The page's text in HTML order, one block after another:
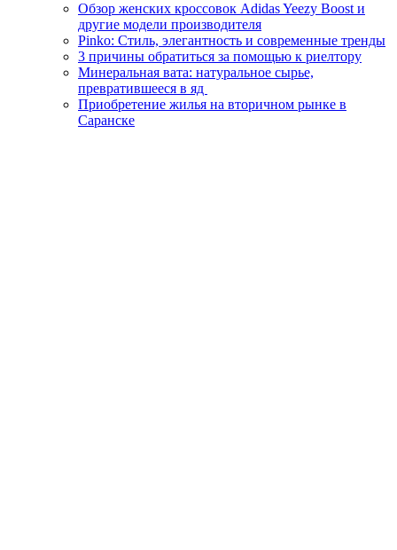
Обзор женских кроссовок Adidas Yeezy Boost и
другие модели производителя
Pinko: Стиль, элегантность и современные тренды
3 причины обратиться за помощью к риелтору
Минеральная вата: натуральное сырье,
превратившееся в яд
Приобретение жилья на вторичном рынке в
Саранске